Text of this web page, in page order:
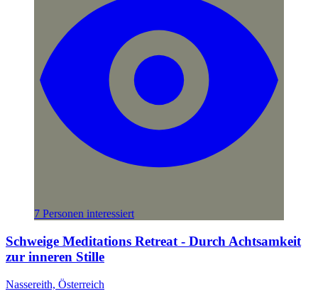
7 Personen interessiert
Schweige Meditations Retreat - Durch Achtsamkeit
zur inneren Stille
Nassereith, Österreich